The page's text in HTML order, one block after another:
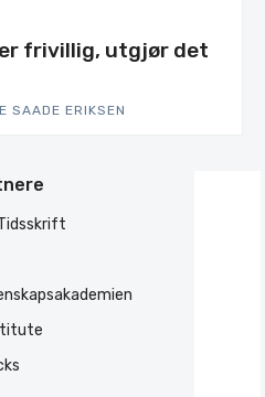
frivillig, utgjør det
SAADE ERIKSEN